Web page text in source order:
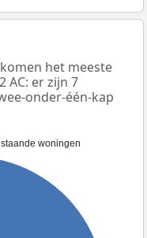
het meeste
AC: er zijn 7
onder-één-kap
woningen